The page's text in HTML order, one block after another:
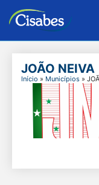
JOÃO NEIVA
Início » Municípios »